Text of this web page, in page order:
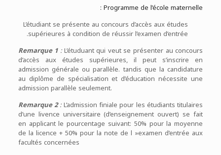
Programme de l’école maternelle :
L’étudiant se présente au concours d’accès aux études
supérieures à condition de réussir l’examen d’entrée.
Remarque 1:L’étuduant qui veut se présenter au concours
d’accès aux études supérieures, il peut s’inscrire en
admission générale ou parallèle. tandis que la candidature
au diplôme de spécialisation et d’éducation nécessite une
admission parallèle seulement.
Remarque 2:L’admission finiale pour les étudiants titulaires
d’une livence universitaire (d’enseignement ouvert) se fait
en applicant le pourcentage suivant: 50% pour la moyenne
de la licence + 50% pour la note de l »examen d’entrée aux
facultés concernées